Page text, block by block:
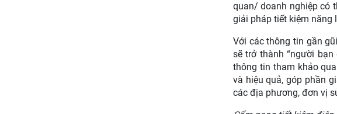
quan/ doanh nghiệp có
giải pháp tiết kiệm năng
Với các thông tin gần
sẽ trở thành “người
thông tin tham khảo
và hiệu quả, góp phần
các địa phương, đơn vị